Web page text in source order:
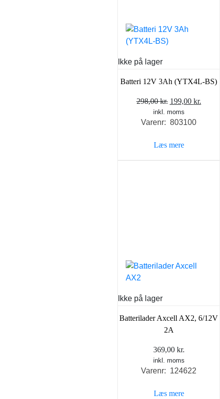
Ikke på lager
Batteri 12V 3Ah (YTX4L-BS)
298,00kr. Den
oprindelige
pris
298,00 kr..
199,00 kr.
inkl. moms
Varenr: 803100
Læs mere
Ikke på lager
Batterilader Axcell AX2, 6/12V
2A
369,00 kr.
inkl. moms
Varenr: 124622
Læs mere